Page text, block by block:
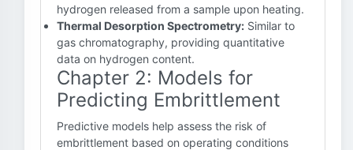
hydrogen released from a sample upon heating.
Thermal Desorption Spectrometry: Similar to
gas chromatography, providing quantitative
data on hydrogen content.
Chapter 2: Models for
Predicting Embrittlement
Predictive models help assess the risk of
embrittlement based on operating conditions